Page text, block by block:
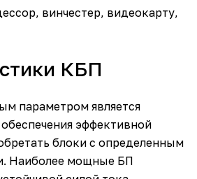
винчестер, видеокарту,
КБП
параметром является
эффективной
блоки с определенным
Наиболее мощные БП